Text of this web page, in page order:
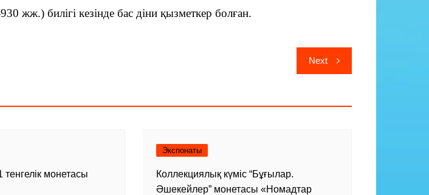
билігі кезінде бас діни қызметкер болған.
Next
монетасы
Экспонаты
Коллекциялық күміс “Бұғылар.
Әшекейлер” монетасы «Номадтар